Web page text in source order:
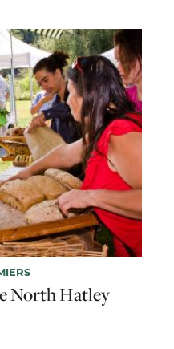
North Hatley